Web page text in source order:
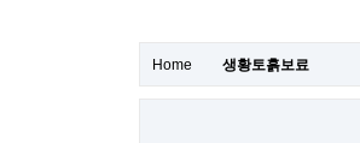
Home 생황토흙보료